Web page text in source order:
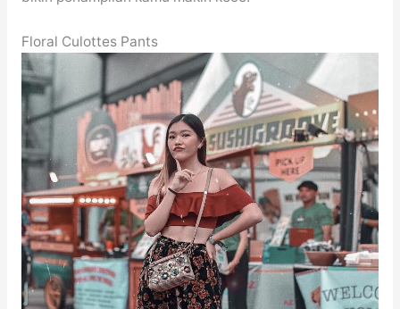
Floral Culottes Pants